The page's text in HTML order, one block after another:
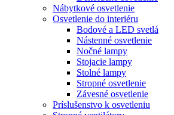
Nábytkové osvetlenie
Osvetlenie do interiéru
Bodové a LED svetlá
Nástenné osvetlenie
Nočné lampy
Stojacie lampy
Stolné lampy
Stropné osvetlenie
Závesné osvetlenie
Príslušenstvo k osvetleniu